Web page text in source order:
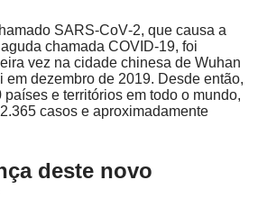
SARS-CoV-2, que causa a
chamada COVID-19, foi
vez na cidade chinesa de Wuhan
em dezembro de 2019. Desde então,
e territórios em todo o mundo,
casos e aproximadamente
deste novo